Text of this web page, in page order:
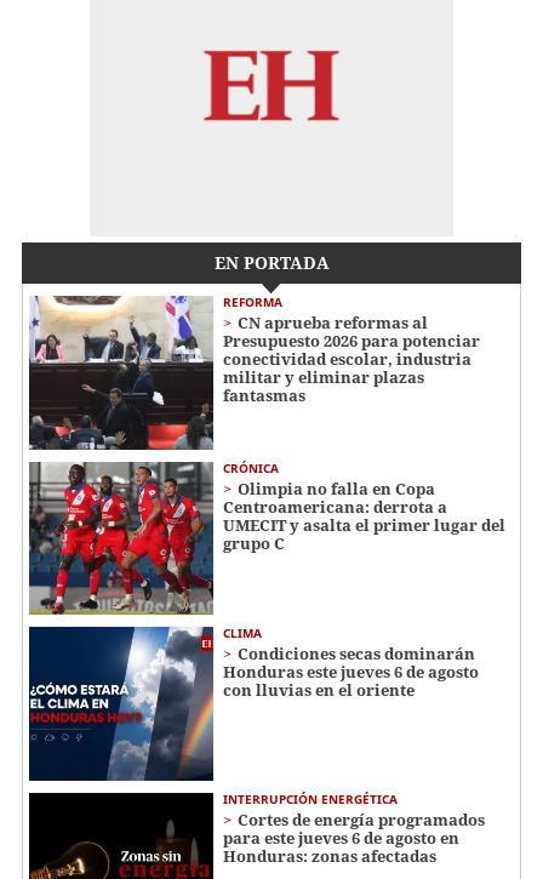
EN PORTADA
REFORMA
CN aprueba reformas al
Presupuesto 2026 para potenciar
conectividad escolar, industria
militar y eliminar plazas
fantasmas
CRÓNICA
Olimpia no falla en Copa
Centroamericana: derrota a
UMECIT y asalta el primer lugar del
grupo C
CLIMA
Condiciones secas dominarán
Honduras este jueves 6 de agosto
con lluvias en el oriente
INTERRUPCIÓN ENERGÉTICA
Cortes de energía programados
para este jueves 6 de agosto en
Honduras: zonas afectadas